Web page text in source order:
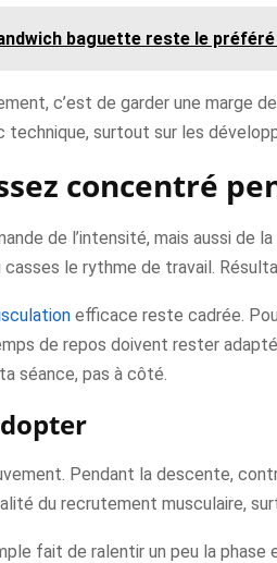
baguette reste le préféré
c’est de garder une marge
technique, surtout sur les
concentré
de l’intensité, mais aussi de
le rythme de travail.
efficace reste cadrée.
de repos doivent rester
séance, pas à côté.
Pendant la descente,
du recrutement musculaire,
fait de ralentir un peu la